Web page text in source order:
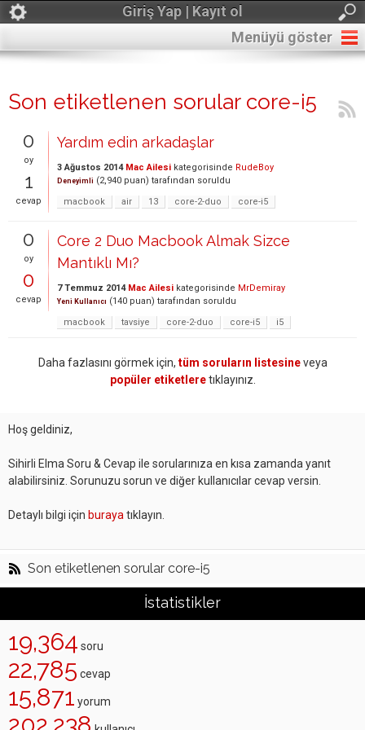
Giriş Yap | Kayıt ol
Menüyü göster
Son etiketlenen sorular core-i5
0
oy
1
cevap
Yardım edin arkadaşlar
3 Ağustos 2014 Mac Ailesi kategorisinde RudeBoy
Deneyimli (2,940 puan) tarafından soruldu
macbook
air 13 core-2-duo core-i5
0
oy
0
cevap
Core 2 Duo Macbook Almak Sizce
Mantıklı Mı?
7 Temmuz 2014 Mac Ailesi kategorisinde MrDemiray
Yeni Kullanıcı (140 puan) tarafından soruldu
macbook
tavsiye core-2-duo core-i5 i5
Daha fazlasını görmek için, tüm soruların listesineveya
popüler etiketleretıklayınız.
Hoş geldiniz,
Sihirli Elma Soru & Cevap ile sorularınıza en kısa zamanda yanıt
alabilirsiniz. Sorunuzu sorun ve diğer kullanıcılar cevap versin.
Detaylı bilgi için buraya tıklayın.
Son etiketlenen sorular core-i5
İstatistikler
19,364 soru
22,785 cevap
15,871 yorum